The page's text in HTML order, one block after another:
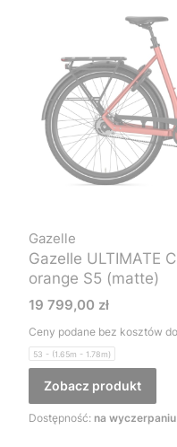
Gazelle ULTIMATE
orange S5 (matte)
Gazelle
Cena
19 799,00 zł
Ceny podane bez kosztów
53 - (1.65m - 1.78m)
Zobacz produkt
Dostępność: na wyczerpaniu